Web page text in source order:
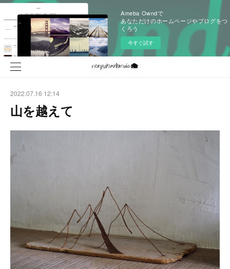
Ameba Owndで
あなただけのホームページやブログをつ
くろう
今すぐ試す
2022.07.16 12:14
山を越えて